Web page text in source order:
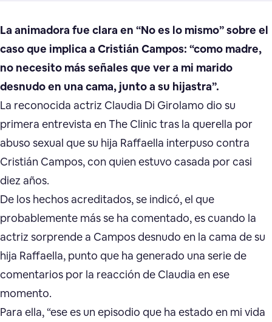
La animadora fue clara en “No es lo mismo” sobre el
caso que implica a Cristián Campos: “como madre,
no necesito más señales que ver a mi marido
desnudo en una cama, junto a su hijastra”.
La reconocida actriz Claudia Di Girolamo dio su
primera entrevista en The Clinic tras la querella por
abuso sexual que su hija Raffaella interpuso contra
Cristián Campos, con quien estuvo casada por casi
diez años.
De los hechos acreditados, se indicó, el que
probablemente más se ha comentado, es cuando la
actriz sorprende a Campos desnudo en la cama de su
hija Raffaella, punto que ha generado una serie de
comentarios por la reacción de Claudia en ese
momento.
Para ella, “ese es un episodio que ha estado en mi vida